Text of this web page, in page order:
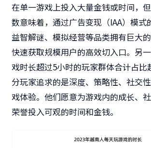
在单一游戏上投入大量金钱或时间，
数意味着，通过广告变现（IAA）模式
益智解谜、模拟经营等品类拥有巨大
快速获取规模用户的高效切入口。另
戏时长超过5小时的玩家群体合计占比
分玩家追求的是深度、策略性、社交
戏体验。他们愿意为游戏内的成长、
荣誉投入可观的时间和金钱。